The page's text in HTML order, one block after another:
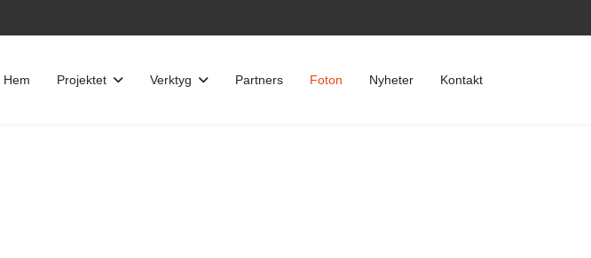
Hem Projektet Verktyg Partners Foton Nyheter Kontakt